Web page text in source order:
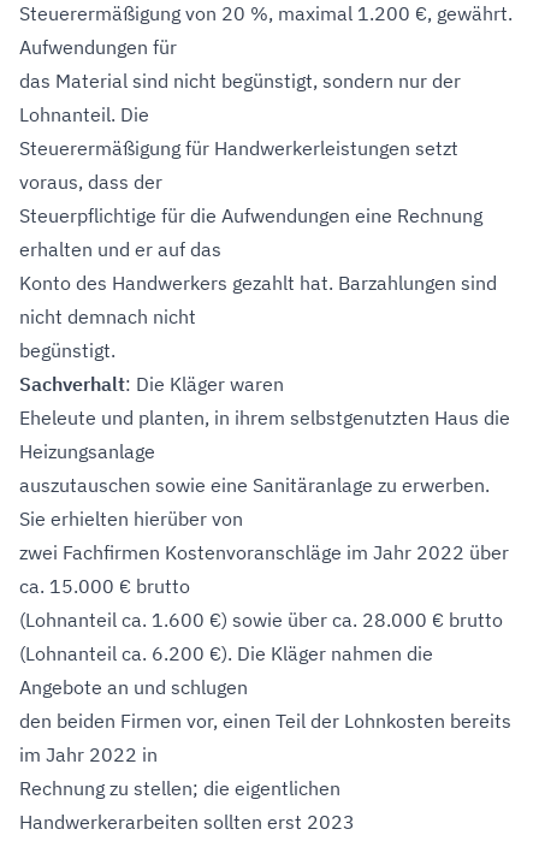
Steuerermäßigung von 20 %, maximal 1.200 €, gewährt.
Aufwendungen für
das Material sind nicht begünstigt, sondern nur der
Lohnanteil. Die
Steuerermäßigung für Handwerkerleistungen setzt
voraus, dass der
Steuerpflichtige für die Aufwendungen eine Rechnung
erhalten und er auf das
Konto des Handwerkers gezahlt hat. Barzahlungen sind
nicht demnach nicht
begünstigt.
Sachverhalt: Die Kläger waren
Eheleute und planten, in ihrem selbstgenutzten Haus die
Heizungsanlage
auszutauschen sowie eine Sanitäranlage zu erwerben.
Sie erhielten hierüber von
zwei Fachfirmen Kostenvoranschläge im Jahr 2022 über
ca. 15.000 € brutto
(Lohnanteil ca. 1.600 €) sowie über ca. 28.000 € brutto
(Lohnanteil ca. 6.200 €). Die Kläger nahmen die
Angebote an und schlugen
den beiden Firmen vor, einen Teil der Lohnkosten bereits
im Jahr 2022 in
Rechnung zu stellen; die eigentlichen
Handwerkerarbeiten sollten erst 2023